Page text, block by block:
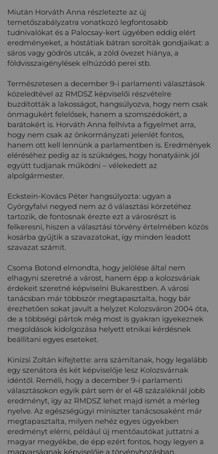
Miután Horváth Anna részletezte az új
temetőszabályzatra vonatkozó legfontosabb
tudnivalókat és a Palocsay-kert ügyében eddig elért
eredményeket, a hóstátiak bátran sorolták gondjaikat: a
sáros vagy gödrös utcák, a zöld övezet hiánya, a
földvisszaigénylések elhúzódó perei stb.
Természetesen a december 9-i parlamenti választások
közeledtével az RMDSZ képviselői részvételre
buzdították a lakosságot, hangsúlyozva, hogy nem csak
önmagukért felelősek, hanem a szomszédokért, a
barátokért is. Horváth Anna felhívta a figyelmet arra,
hogy nem csak az önkormányzati jelenlét fontos,
hanem ott kell lennünk a parlamentben is. Eredmények
eléréséhez pedig az is szükséges, hogy honatyáink jól
együtt tudjanak működni – vélekedett az
alpolgármester.
Eckstein-Kovács Péter hangsúlyozta: ugyan a
Györgyfalvi negyed nem az ő választási körzetéhez
tartozik, de fontosnak érezte ezt a városrészt is
felkeresni, hiszen a választási törvény értelmében közös
kosárba gyűjtik a szavazatokat, így minden leadott
szavazat számít.
Csoma Botond elmondta, hogy jelölése által nem
elhagyni szeretné a várost, hanem épp a kolozsváriak
érdekeit szeretné képviselni Bukarestben. A városi
tanácsban már többször megtapasztalta, hogy bár
érezhetően sokat javult a helyzet Kolozsváron 2004 óta,
de a többségi pártok még most is gyakran igyekeznek
megoldások kidolgozása helyett etnikai kérdésnek
beállítani egyes eseteket.
Kinizsi Zoltán kifejtette: arra számítanak, hogy legalább
egy szenátora és két képviselője lesz Kolozsvárnak
idéntől. Reméli, hogy a december 9-i parlamenti
választásokon egyik párt sem ér el 48 százaléknál jobb
eredményt, így az RMDSZ lehet majd ismét a mérleg
nyelve. Az egészségügyi miniszter tanácsosaként már
megtapasztalta, milyen nehéz egyes ügyekben
eredményt elérni, például új mentőautókat juttatni a
magyar megyékbe, de épp ezért fontos, hogy legyen a
magyarságnak képviselője a törvényhozásban.